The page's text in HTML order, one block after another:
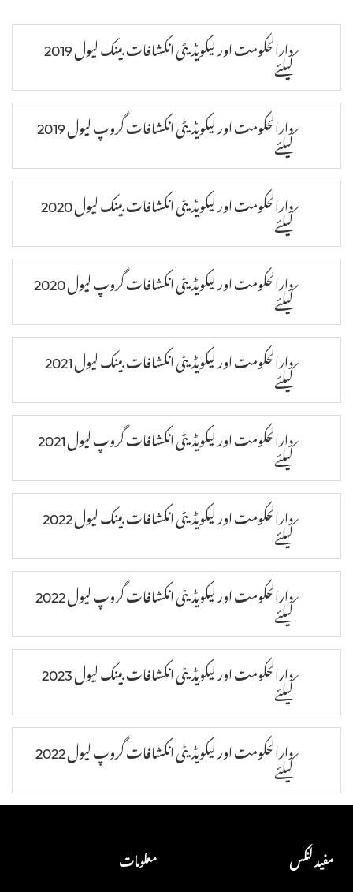
دارالحکومت اور لیکویڈیٹی انکشافات بینک لیول 2019
کیلئے
دارالحکومت اور لیکویڈیٹی انکشافات گروپ لیول 2019
کیلئے
دارالحکومت اور لیکویڈیٹی انکشافات بینک لیول 2020
کیلئے
دارالحکومت اور لیکویڈیٹی انکشافات گروپ لیول 2020
کیلئے
دارالحکومت اور لیکویڈیٹی انکشافات بینک لیول 2021
کیلئے
دارالحکومت اور لیکویڈیٹی انکشافات گروپ لیول 2021
کیلئے
دارالحکومت اور لیکویڈیٹی انکشافات بینک لیول 2022
کیلئے
دارالحکومت اور لیکویڈیٹی انکشافات گروپ لیول 2022
کیلئے
دارالحکومت اور لیکویڈیٹی انکشافات بینک لیول 2023
کیلئے
دارالحکومت اور لیکویڈیٹی انکشافات گروپ لیول 2022
کیلئے
مفید لنکس معلومات